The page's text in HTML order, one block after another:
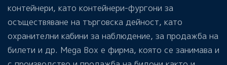
контейнери, като контейнери-фургони за
осъществяване на търговска дейност, като
охранителни кабини за наблюдение, за продажба на
билети и др. Mega Box е фирма, която се занимава и